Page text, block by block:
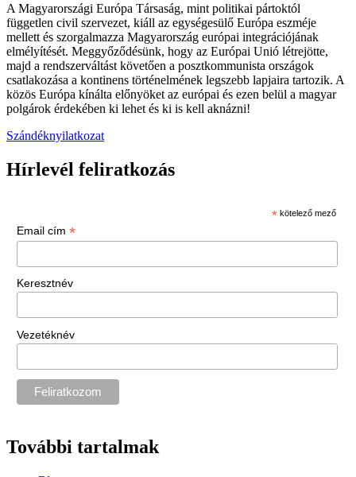
A Magyarországi Európa Társaság, mint politikai pártoktól
független civil szervezet, kiáll az egységesülő Európa eszméje
mellett és szorgalmazza Magyarország európai integrációjának
elmélyítését. Meggyőződésünk, hogy az Európai Unió létrejötte,
majd a rendszerváltást követően a posztkommunista országok
csatlakozása a kontinens történelmének legszebb lapjaira tartozik. A
közös Európa kínálta előnyöket az európai és ezen belül a magyar
polgárok érdekében ki lehet és ki is kell aknázni!
Szándéknyilatkozat
Hírlevél feliratkozás
* kötelező mező
Email cím *
Keresztnév
Vezetéknév
További tartalmak